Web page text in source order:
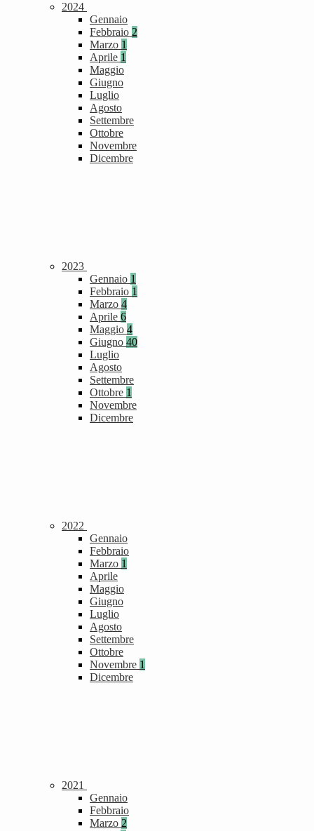
2024
Gennaio
Febbraio 2
Marzo 1
Aprile 1
Maggio
Giugno
Luglio
Agosto
Settembre
Ottobre
Novembre
Dicembre
2023
Gennaio 1
Febbraio 1
Marzo 4
Aprile 6
Maggio 4
Giugno 40
Luglio
Agosto
Settembre
Ottobre 1
Novembre
Dicembre
2022
Gennaio
Febbraio
Marzo 1
Aprile
Maggio
Giugno
Luglio
Agosto
Settembre
Ottobre
Novembre 1
Dicembre
2021
Gennaio
Febbraio
Marzo 2